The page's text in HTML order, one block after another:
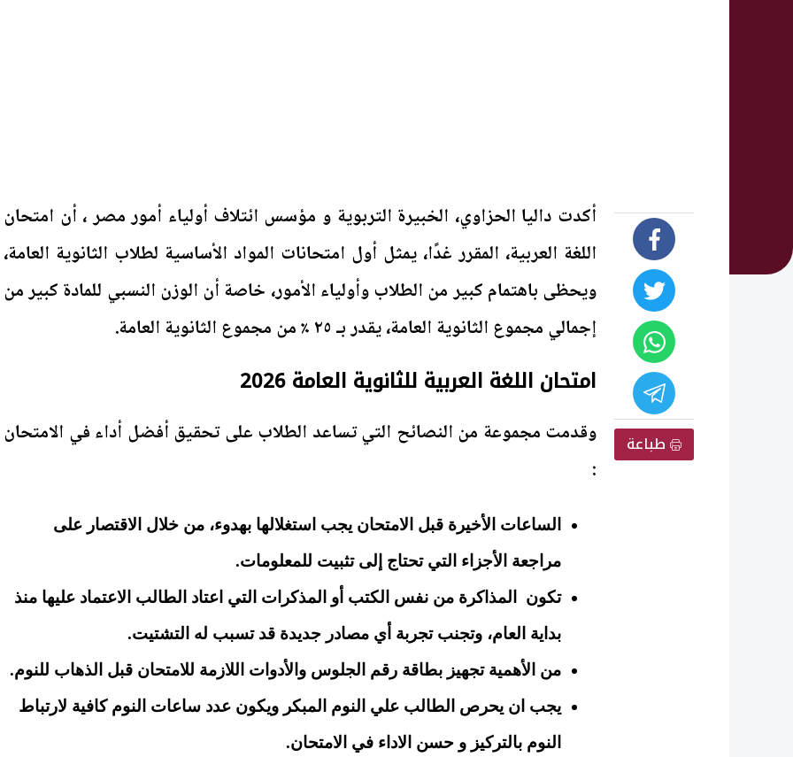
طباعة
أكدت داليا الحزاوي، الخبيرة التربوية و مؤسس ائتلاف أولياء أمور مصر ، أن امتحان
اللغة العربية، المقرر غدًا، يمثل أول امتحانات المواد الأساسية لطلاب الثانوية العامة،
ويحظى باهتمام كبير من الطلاب وأولياء الأمور، خاصة أن الوزن النسبي للمادة كبير من
إجمالي مجموع الثانوية العامة، يقدر بـ ٢٥ ٪؜ من مجموع الثانوية العامة.
امتحان اللغة العربية للثانوية العامة 2026
وقدمت مجموعة من النصائح التي تساعد الطلاب على تحقيق أفضل أداء في الامتحان
:
الساعات الأخيرة قبل الامتحان يجب استغلالها بهدوء، من خلال الاقتصار على
مراجعة الأجزاء التي تحتاج إلى تثبيت للمعلومات.
تكون المذاكرة من نفس الكتب أو المذكرات التي اعتاد الطالب الاعتماد عليها منذ
بداية العام، وتجنب تجربة أي مصادر جديدة قد تسبب له التشتيت.
من الأهمية تجهيز بطاقة رقم الجلوس والأدوات اللازمة للامتحان قبل الذهاب للنوم.
يجب ان يحرص الطالب علي النوم المبكر ويكون عدد ساعات النوم كافية لارتباط
النوم بالتركيز و حسن الاداء في الامتحان.